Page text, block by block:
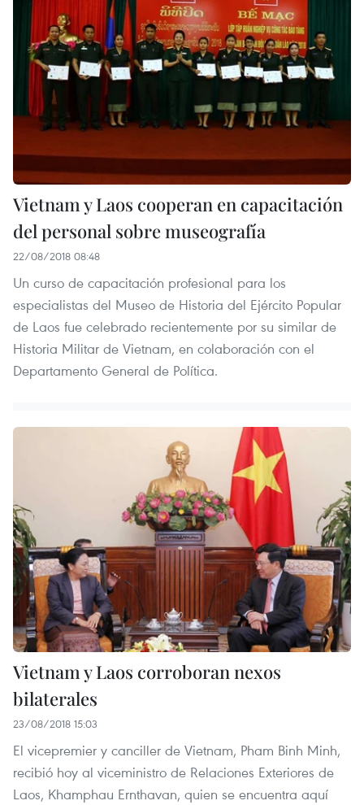
Vietnam y Laos cooperan en capacitación
del personal sobre museografía
22/08/2018 08:48
Un curso de capacitación profesional para los
especialistas del Museo de Historia del Ejército Popular
de Laos fue celebrado recientemente por su similar de
Historia Militar de Vietnam, en colaboración con el
Departamento General de Política.
Vietnam y Laos corroboran nexos
bilaterales
23/08/2018 15:03
El vicepremier y canciller de Vietnam, Pham Binh Minh,
recibió hoy al viceministro de Relaciones Exteriores de
Laos, Khamphau Ernthavan, quien se encuentra aquí